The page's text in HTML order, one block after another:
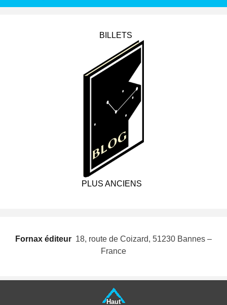
BILLETS
PLUS ANCIENS
Fornax éditeur  18, route de Coizard, 51230 Bannes –
France
Haut